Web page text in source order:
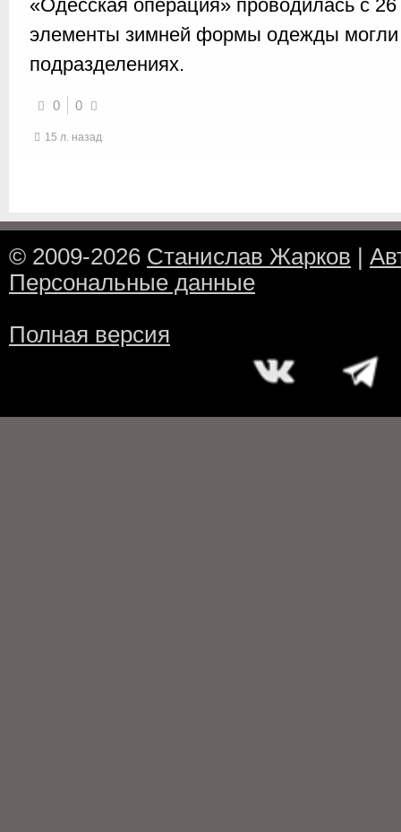
«Одесская операция» проводилась с
элементы зимней формы одежды могли
подразделениях.
0 0
15 л. назад
© 2009-2026 Станислав Жарков
Персональные данные
Полная версия